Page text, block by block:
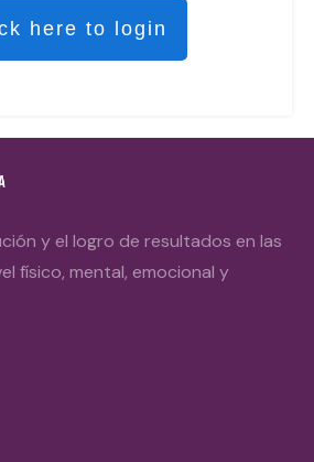
here to login
y el logro de resultados en las
físico, mental, emocional y